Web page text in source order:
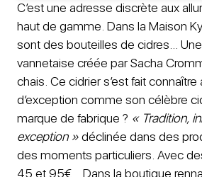
C’est une adresse discrète aux
haut de gamme. Dans la Maison
sont des bouteilles de cidres…
vannetaise créée par Sacha
chais. Ce cidrier s’est fait
d’exception comme son célèbre
marque de fabrique ? « Tradition,
exception »déclinée dans des
des moments particuliers. Avec
45 et 95€… Dans la boutique